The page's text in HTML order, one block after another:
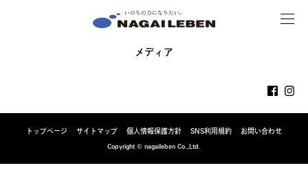
MENU
メディア
トップページ サイトマップ 個人情報保護方針 SNS利用規約
お問い合わせ
Copyright © nagaileben Co.,Ltd.